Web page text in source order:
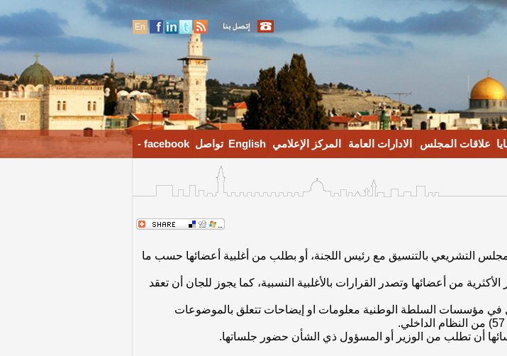
En
علاقات المجلس الادارات العامة المركز الإعلامي English تواصل facebook -
التشريعي بالتنسيق مع رئيس اللجنة، أو بطلب من أغلبية أعضائها حسب ما
من أعضائها وتصدر القرارات بالأغلبية النسبية، كما يجوز للجان أن تعقد
مؤسسات السلطة الوطنية معلومات او إيضاحات تتعلق بالموضوعات
أن تطلب من الوزير أو المسؤول ذي الشأن حضور جلساتها.